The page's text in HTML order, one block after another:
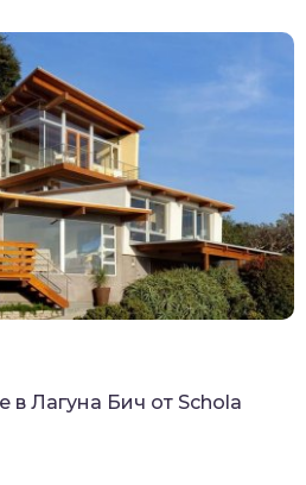
в Лагуна Бич от Schola